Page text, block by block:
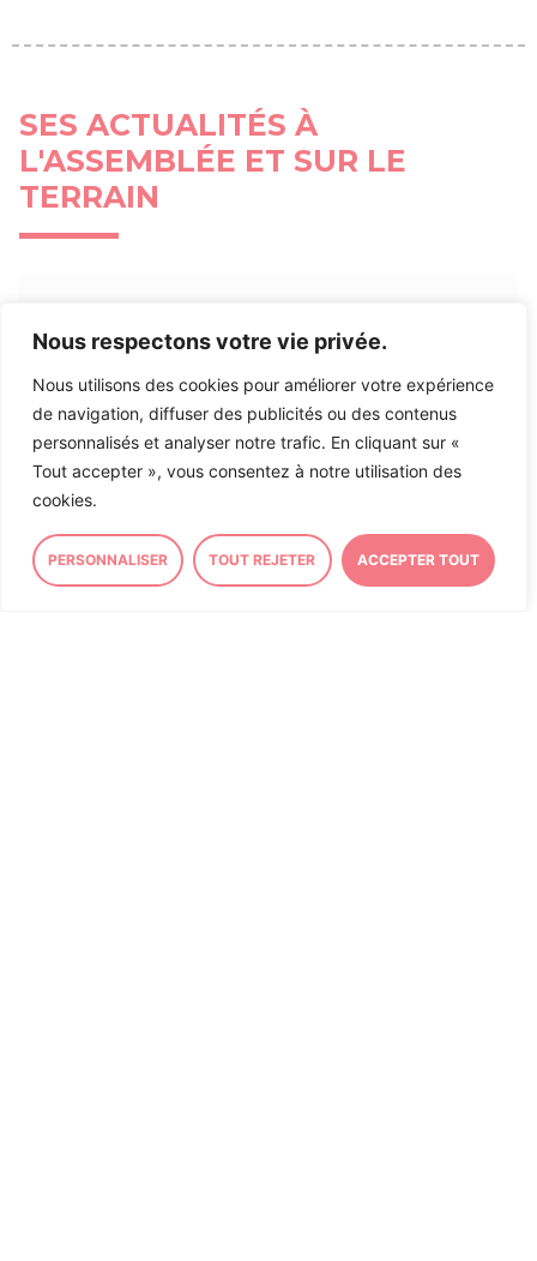
Nous respectons votre vie privée.
Nous utilisons des cookies pour améliorer votre expérience
de navigation, diffuser des publicités ou des contenus
personnalisés et analyser notre trafic. En cliquant sur «
Tout accepter », vous consentez à notre utilisation des
cookies.
PERSONNALISER TOUT REJETER ACCEPTER TOUT
SES ACTUALITÉS À
L'ASSEMBLÉE ET SUR LE
TERRAIN
ASSEMBLÉE NATIONALE CIRCONSCRIPTION
Inscription à ma Lettre
d’Information
Inscrivez-vous à ma lettre d’information afin de
rester informé sur mon action et actualité politique
et locale ensuivant ce lien.